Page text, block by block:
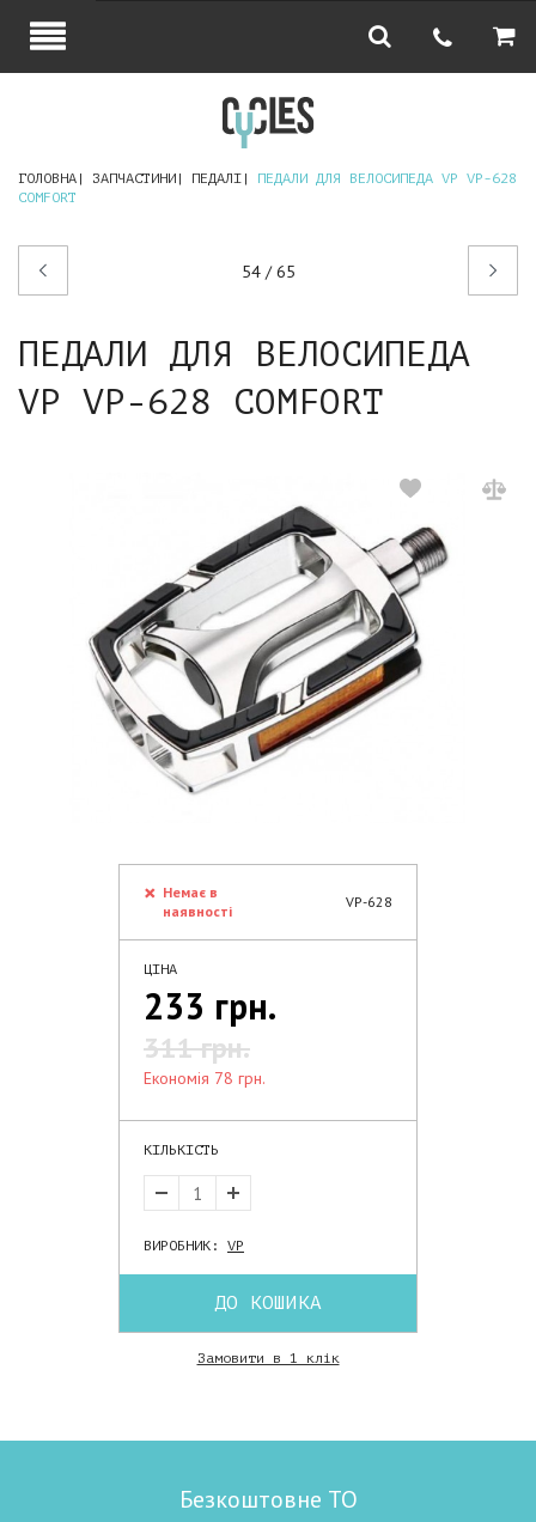
ГОЛОВНА ЗАПЧАСТИНИ ПЕДАЛІ
ПЕДАЛИ ДЛЯ ВЕЛОСИПЕДА VP VP-628
COMFORT
54 / 65
Наступний
ПЕДАЛИ ДЛЯ ВЕЛОСИПЕДА
VP VP-628 COMFORT
Немає в
наявності
VP-628
ЦІНА
233 грн.
311 грн.
економія 78 грн.
КІЛЬКІСТЬ
ВИРОБНИК: VP
ДО КОШИКА
Замовити в 1 клік
Безкоштовне ТО